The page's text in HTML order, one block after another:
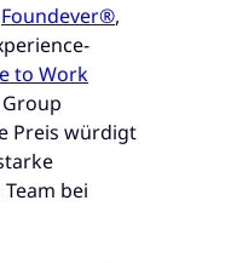
Foundever®,
to Work
Preis würdigt
bei